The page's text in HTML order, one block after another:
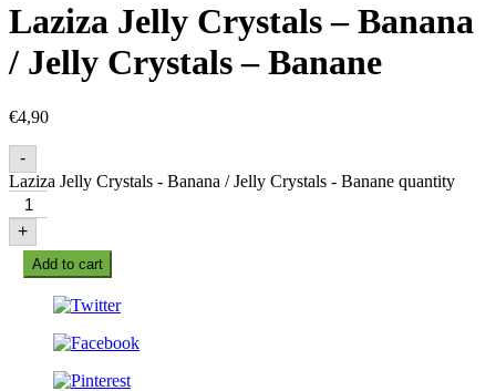
Laziza Jelly Crystals – Banana
/ Jelly Crystals – Banane
€4,90
-
Laziza Jelly Crystals - Banana / Jelly Crystals - Banane quantity
+
Add to cart